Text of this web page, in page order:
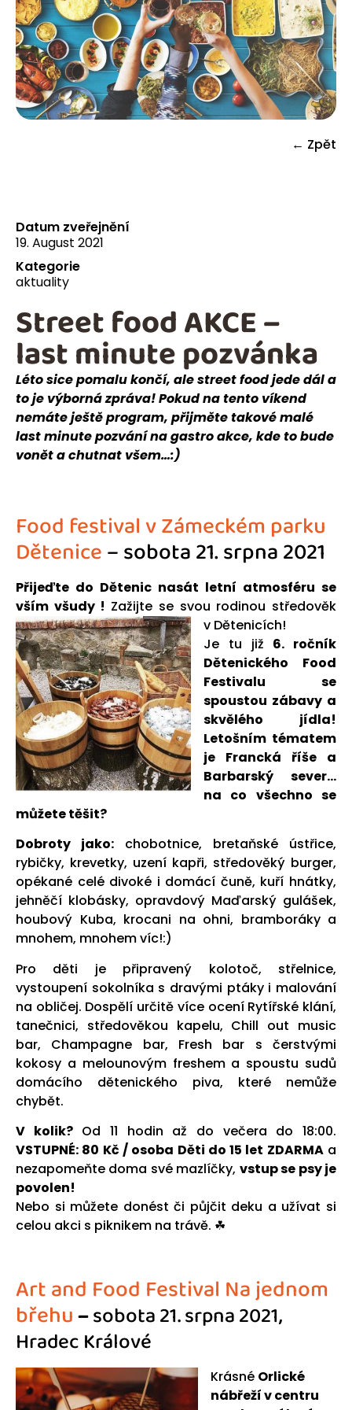
← Zpět
Datum zveřejnění
19. August 2021
Kategorie
aktuality
Léto sice pomalu končí, ale street food jede dál a
to je výborná zpráva! Pokud na tento víkend
nemáte ještě program, přijměte takové malé
last minute pozvání na gastro akce, kde to bude
vonět a chutnat všem…:)
Food festival v Zámeckém parku
Dětenice– sobota 21. srpna 2021
Přijeďte do Dětenic nasát letní atmosféru se
vším všudy ! Zažijte se svou rodinou středověk
v Dětenicích!
Je tu již 6. ročník
Dětenického Food
Festivalu se
spoustou zábavy a
skvělého jídla!
Letošním tématem
je Francká říše a
Barbarský sever…
na co všechno se
můžete těšit?
Dobroty jako: chobotnice, bretaňské ústřice,
rybičky, krevetky, uzení kapři, středověký burger,
opékané celé divoké i domácí čuně, kuří hnátky,
jehněčí klobásky, opravdový Maďarský gulášek,
houbový Kuba, krocani na ohni, bramboráky a
mnohem, mnohem víc!:)
Pro děti je připravený kolotoč, střelnice,
vystoupení sokolníka s dravými ptáky i malování
na obličej. Dospělí určitě více ocení Rytířské klání,
tanečnici, středověkou kapelu, Chill out music
bar, Champagne bar, Fresh bar s čerstvými
kokosy a melounovým freshem a spoustu sudů
domácího dětenického piva, které nemůže
chybět.
V kolik?Od 11 hodin až do večera do 18:00.
VSTUPNÉ: 80 Kč / osoba Děti do 15 let ZDARMAa
nezapomeňte doma své mazlíčky, vstup se psy je
povolen!
Nebo si můžete donést či půjčit deku a užívat si
celou akci s piknikem na trávě. ☘
Art and Food Festival Na jednom
břehu–sobota 21. srpna 2021,
Hradec Králové
Krásné Orlické
nábřeží v centru
Street food AKCE –
last minute pozvánka